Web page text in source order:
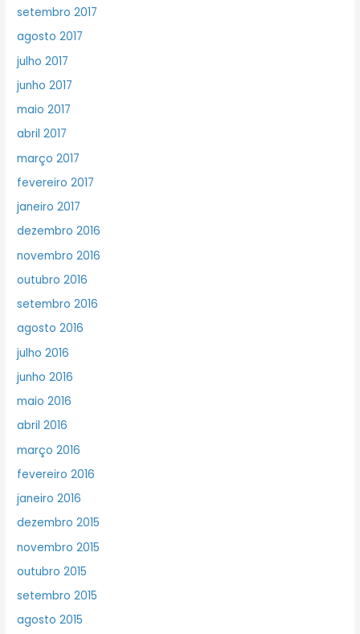
setembro 2017
agosto 2017
julho 2017
junho 2017
maio 2017
abril 2017
março 2017
fevereiro 2017
janeiro 2017
dezembro 2016
novembro 2016
outubro 2016
setembro 2016
agosto 2016
julho 2016
junho 2016
maio 2016
abril 2016
março 2016
fevereiro 2016
janeiro 2016
dezembro 2015
novembro 2015
outubro 2015
setembro 2015
agosto 2015